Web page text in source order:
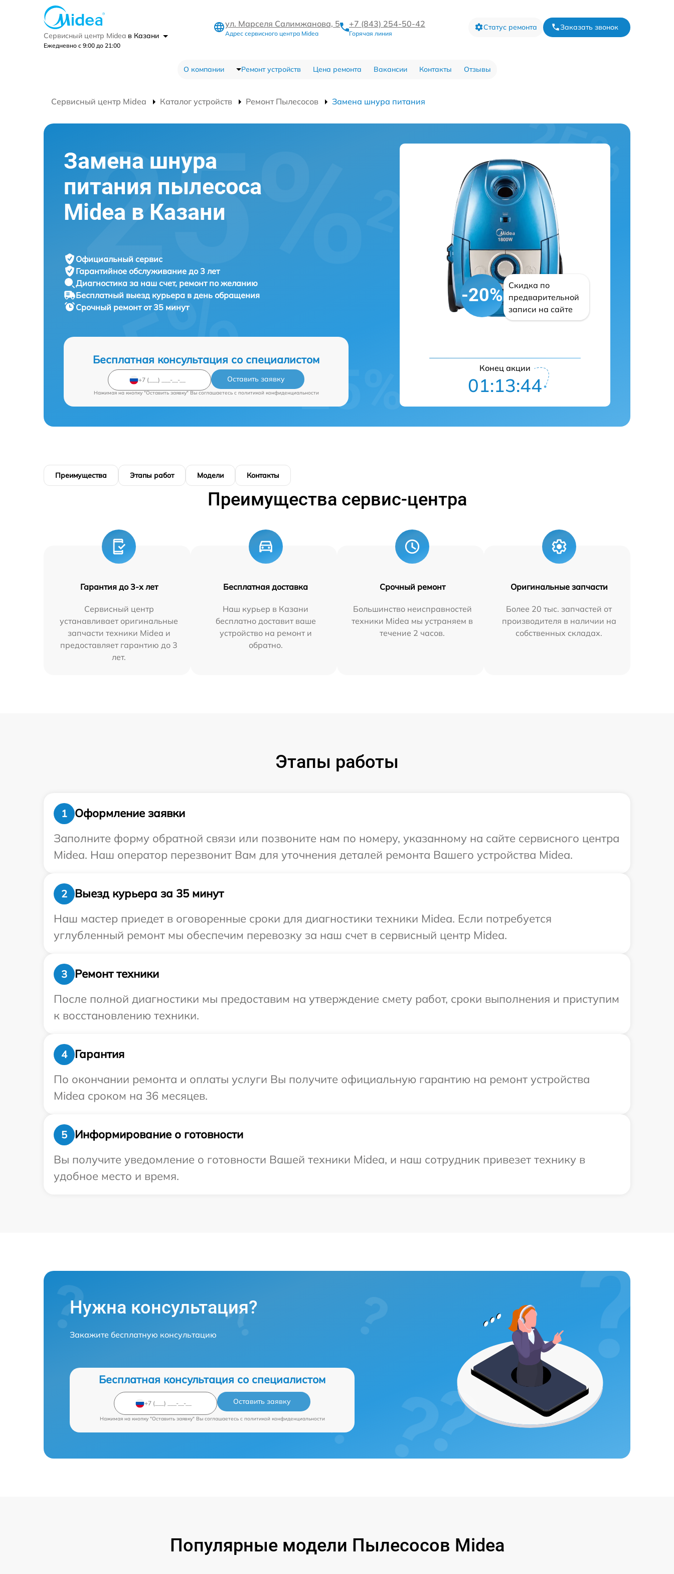
Сервисный центр Midea в Казани
Ежедневно с 9:00 до 21:00
ул. Марселя Салимжанова, 5
Адрес сервисного центра Midea
+7 (843) 254-50-42
Горячая линия
Статус ремонта Заказать звонок
О компании Ремонт устройств Цена ремонта Вакансии Контакты Отзывы
Сервисный центр Midea Каталог устройств Ремонт Пылесосов Замена шнура питания
Замена шнура
питания пылесоса
Midea в Казани
Официальный сервис
Гарантийное обслуживание до 3 лет
Диагностика за наш счет, ремонт по желанию
Бесплатный выезд курьера в день обращения
Срочный ремонтот 35 минут
Бесплатная консультация со специалистом
Оставить заявку
Нажимая на кнопку "Оставить заявку" Вы соглашаетесь c политикой конфиденциальности
-20%
Скидка по
предварительной
записи на сайте
Конец акции
01:13:43
Преимущества Этапы работ Модели Контакты
Преимущества сервис-центра
Гарантия до 3-х лет
Сервисный центр
устанавливает оригинальные
запчасти техники Midea и
предоставляет гарантию до 3
лет.
Бесплатная доставка
Наш курьер в Казани
бесплатно доставит ваше
устройство на ремонт и
обратно.
Срочный ремонт
Большинство неисправностей
техники Midea мы устраняем в
течение 2 часов.
Оригинальные запчасти
Более 20 тыс. запчастей от
производителя в наличии на
собственных складах.
Этапы работы
1
Оформление заявки
Заполните форму обратной связи или позвоните нам по номеру, указанному на сайте сервисного центра
Midea. Наш оператор перезвонит Вам для уточнения деталей ремонта Вашего устройства Midea.
2
Выезд курьера за 35 минут
Наш мастер приедет в оговоренные сроки для диагностики техники Midea. Если потребуется
углубленный ремонт мы обеспечим перевозку за наш счет в сервисный центр Midea.
3
Ремонт техники
После полной диагностики мы предоставим на утверждение смету работ, сроки выполнения и приступим
к восстановлению техники.
4
Гарантия
По окончании ремонта и оплаты услуги Вы получите официальную гарантию на ремонт устройства
Midea сроком на 36 месяцев.
5
Информирование о готовности
Вы получите уведомление о готовности Вашей техники Midea, и наш сотрудник привезет технику в
удобное место и время.
Нужна консультация?
Закажите бесплатную консультацию
Бесплатная консультация со специалистом
Оставить заявку
Нажимая на кнопку "Оставить заявку" Вы соглашаетесь c политикой конфиденциальности
Популярные модели Пылесосов Midea